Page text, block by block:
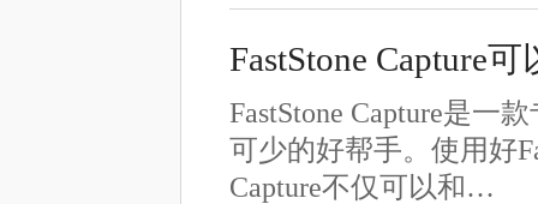
FastStone Capture
FastStone Capture是一
可少的好帮手。使用好
Capture不仅可以和…